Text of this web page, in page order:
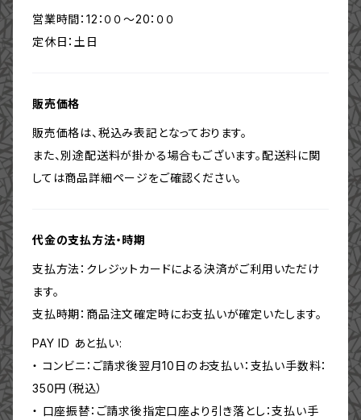
営業時間：12：００〜20：００
定休日：土日
販売価格
販売価格は、税込み表記となっております。
また、別途配送料が掛かる場合もございます。配送料に関
しては商品詳細ページをご確認ください。
代金の支払方法・時期
支払方法：クレジットカードによる決済がご利用いただけ
ます。
支払時期：商品注文確定時にお支払いが確定いたします。
PAY ID あと払い:
・ コンビニ：ご請求後翌月10日のお支払い：支払い手数料：
350円（税込）
・ 口座振替：ご請求後指定口座より引き落とし：支払い手